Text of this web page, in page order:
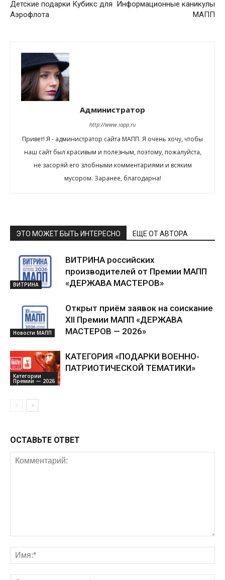
Детские подарки Кубикс для
Аэрофлота
Информационные каникулы
МАПП
Администратор
http://www.iapp.ru
Привет! Я - администратор сайта МАПП. Я очень хочу, чтобы
наш сайт был красивым и полезным, поэтому, пожалуйста,
не засоряй его злобными комментариями и всяким
мусором. Заранее, благодарна!
ЭТО МОЖЕТ БЫТЬ ИНТЕРЕСНО ЕЩЕ ОТ АВТОРА
ВИТРИНА
ВИТРИНА российских
производителей от Премии МАПП
«ДЕРЖАВА МАСТЕРОВ»
Новости МАПП
Открыт приём заявок на соискание
XII Премии МАПП «ДЕРЖАВА
МАСТЕРОВ — 2026»
Категории
Премии — 2026
КАТЕГОРИЯ «ПОДАРКИ ВОЕННО-
ПАТРИОТИЧЕСКОЙ ТЕМАТИКИ»
ОСТАВЬТЕ ОТВЕТ